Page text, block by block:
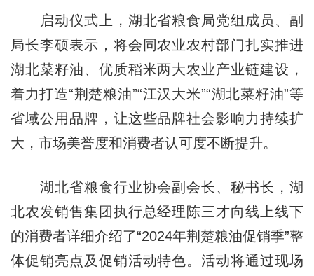
启动仪式上，湖北省粮食局党组成员、副
局长李硕表示，将会同农业农村部门扎实推进
湖北菜籽油、优质稻米两大农业产业链建设，
着力打造“荆楚粮油”“江汉大米”“湖北菜籽油”等
省域公用品牌，让这些品牌社会影响力持续扩
大，市场美誉度和消费者认可度不断提升。
湖北省粮食行业协会副会长、秘书长，湖
北农发销售集团执行总经理陈三才向线上线下
的消费者详细介绍了“2024年荆楚粮油促销季”整
体促销亮点及促销活动特色。活动将通过现场